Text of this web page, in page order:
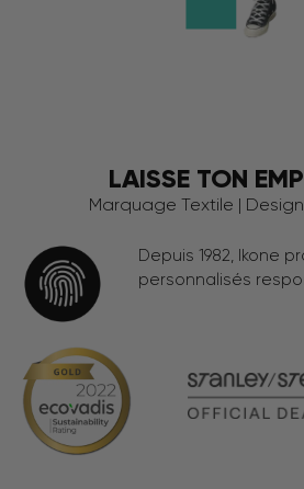
LAISSE TON
Marquage Textile |
Depuis 1982, Ikone
personnalisés